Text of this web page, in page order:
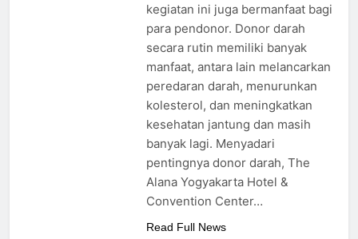
kegiatan ini juga bermanfaat bagi
para pendonor. Donor darah
secara rutin memiliki banyak
manfaat, antara lain melancarkan
peredaran darah, menurunkan
kolesterol, dan meningkatkan
kesehatan jantung dan masih
banyak lagi. Menyadari
pentingnya donor darah, The
Alana Yogyakarta Hotel &
Convention Center…
Read Full News